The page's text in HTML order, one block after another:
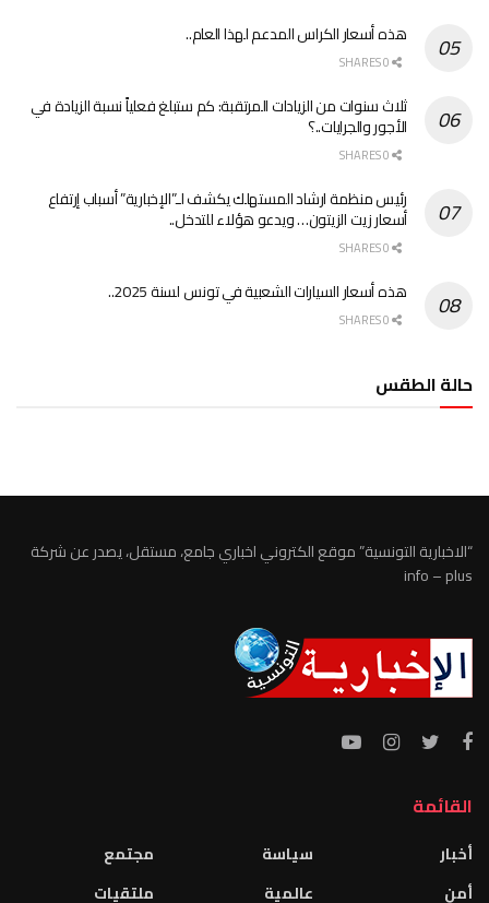
هذه أسعار الكراس المدعم لهذا العام..
ثلاث سنوات من الزيادات المرتقبة: كم ستبلغ فعلياً نسبة الزيادة في
الأجور والجرايات..؟
رئيس منظمة ارشاد المستهلك يكشف لـ”الإخبارية” أسباب إرتفاع
أسعار زيت الزيتون… ويدعو هؤلاء للتدخل..
هذه أسعار السيارات الشعبية في تونس لسنة 2025..
حالة الطقس
“الاخبارية التونسية” موقع الكتروني اخباري جامع، مستقل، يصدر عن شركة
info – plus
القائمة
أخبار
أمن
سياسة
عالمية
مجتمع
ملتقيات